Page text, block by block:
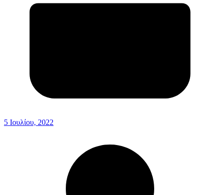
5 Ιουλίου, 2022